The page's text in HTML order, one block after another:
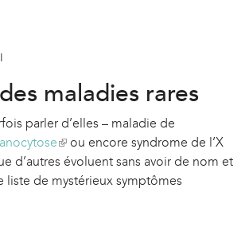
maladies rares
parler d’elles – maladie de
(
l
i
ou encore syndrome de l’X
d’autres évoluent sans avoir de nom et
liste de mystérieux symptômes